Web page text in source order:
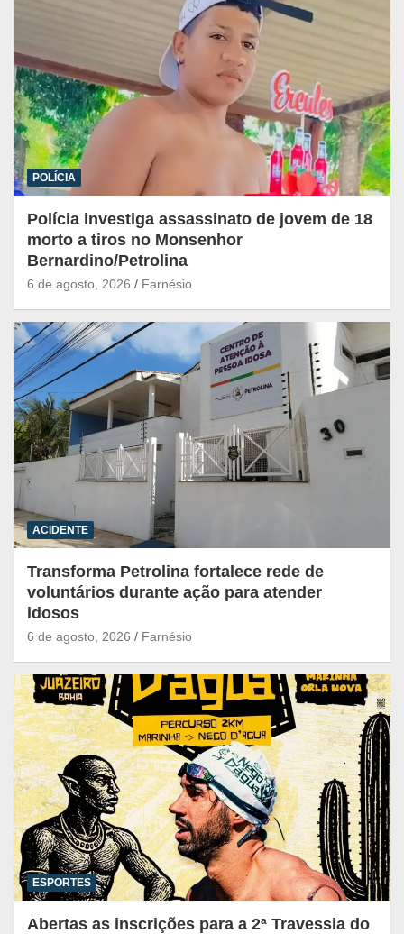
POLÍCIA
Polícia investiga assassinato de jovem de 18
morto a tiros no Monsenhor
Bernardino/Petrolina
6 de agosto, 2026 Farnésio
ACIDENTE
Transforma Petrolina fortalece rede de
voluntários durante ação para atender
idosos
6 de agosto, 2026 Farnésio
ESPORTES
Abertas as inscrições para a 2ª Travessia do